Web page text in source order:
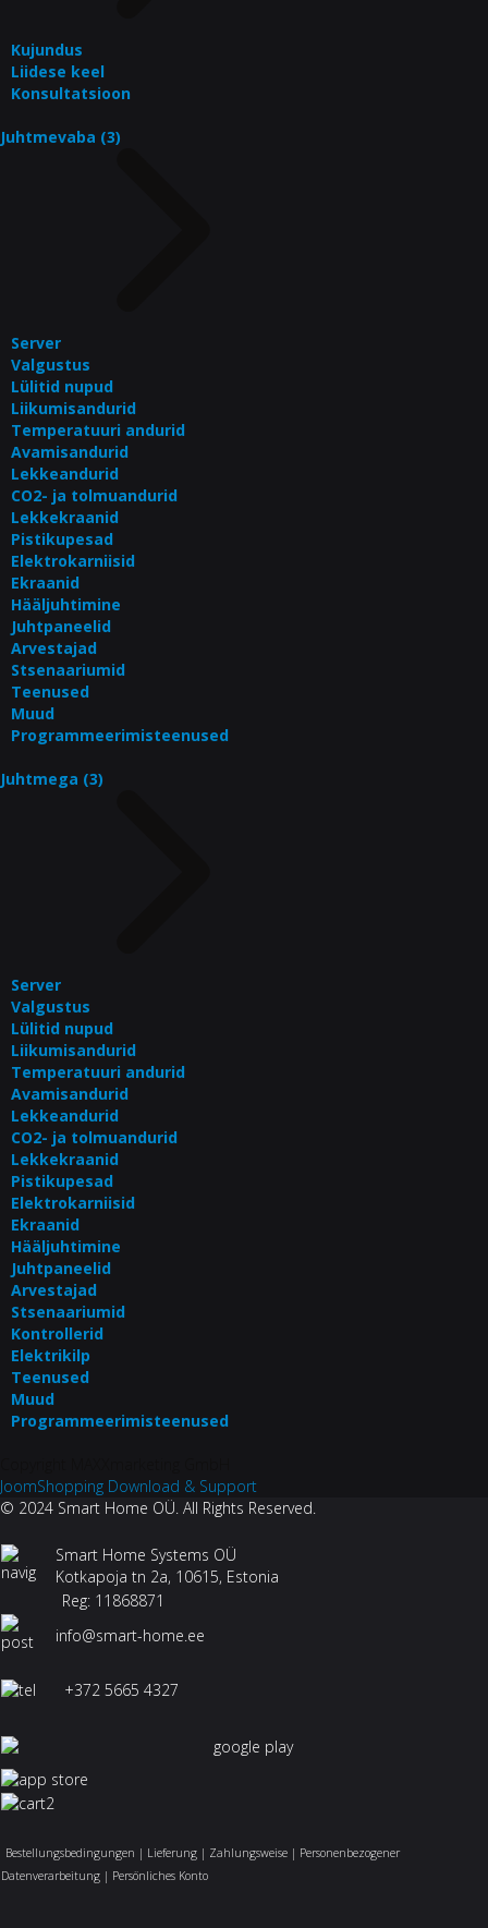
Kujundus
Liidese keel
Konsultatsioon
Juhtmevaba (3)
Server
Valgustus
Lülitid nupud
Liikumisandurid
Temperatuuri andurid
Avamisandurid
Lekkeandurid
CO2- ja tolmuandurid
Lekkekraanid
Pistikupesad
Elektrokarniisid
Ekraanid
Hääljuhtimine
Juhtpaneelid
Arvestajad
Stsenaariumid
Teenused
Muud
Programmeerimisteenused
Juhtmega (3)
Server
Valgustus
Lülitid nupud
Liikumisandurid
Temperatuuri andurid
Avamisandurid
Lekkeandurid
CO2- ja tolmuandurid
Lekkekraanid
Pistikupesad
Elektrokarniisid
Ekraanid
Hääljuhtimine
Juhtpaneelid
Arvestajad
Stsenaariumid
Kontrollerid
Elektrikilp
Teenused
Muud
Programmeerimisteenused
JoomShopping Download & Support
© 2024 Smart Home OÜ. All Rights Reserved.
Smart Home Systems OÜ
Kotkapoja tn 2a, 10615, Estonia
Reg: 11868871
info@smart-home.ee
+372 5665 4327
Bestellungsbedingungen | Lieferung | Zahlungsweise | Personenbezogener
Datenverarbeitung | Persönliches Konto